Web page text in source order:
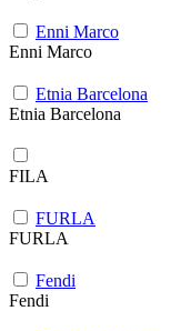
Enni Marco
Enni Marco
Etnia Barcelona
Etnia Barcelona
FILA
FURLA
FURLA
Fendi
Fendi